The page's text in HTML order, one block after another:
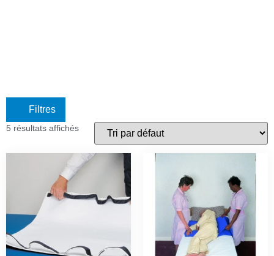
Filtres
5 résultats affichés